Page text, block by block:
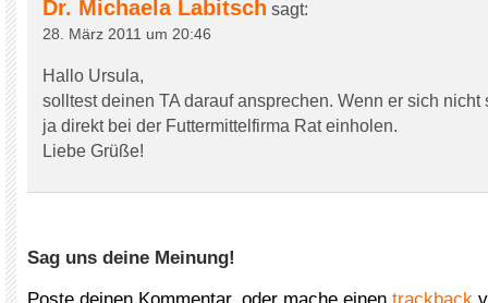
Dr. Michaela Labitsch sagt:
28. März 2011 um 20:46
Hallo Ursula,
solltest deinen TA darauf ansprechen. Wenn er sich nicht
ja direkt bei der Futtermittelfirma Rat einholen.
Liebe Grüße!
Sag uns deine Meinung!